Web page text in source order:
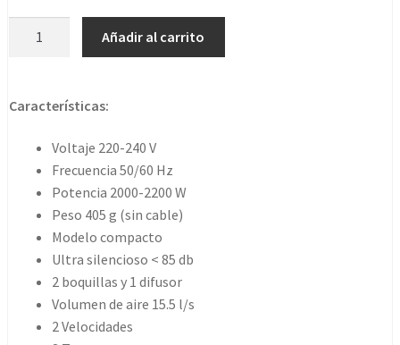
cantidad
Añadir al carrito
Características:
Voltaje 220-240 V
Frecuencia 50/60 Hz
Potencia 2000-2200 W
Peso 405 g (sin cable)
Modelo compacto
Ultra silencioso < 85 db
2 boquillas y 1 difusor
Volumen de aire 15.5 l/s
2 Velocidades